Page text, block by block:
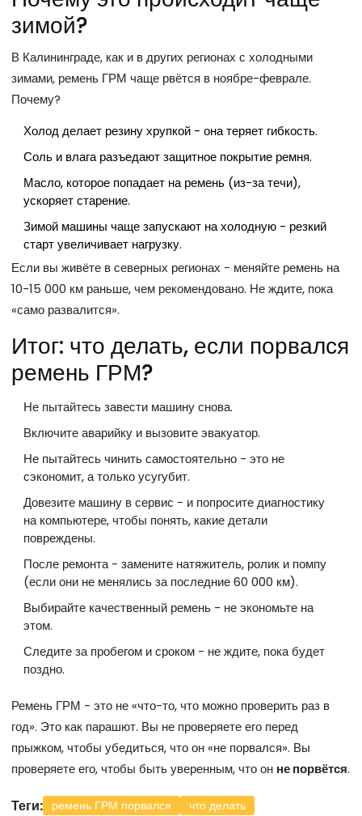
зимой?
В Калининграде, как и в других регионах с холодными
зимами, ремень ГРМ чаще рвётся в ноябре-феврале.
Почему?
Холод делает резину хрупкой - она теряет гибкость.
Соль и влага разъедают защитное покрытие ремня.
Масло, которое попадает на ремень (из-за течи),
ускоряет старение.
Зимой машины чаще запускают на холодную - резкий
старт увеличивает нагрузку.
Если вы живёте в северных регионах - меняйте ремень на
10-15 000 км раньше, чем рекомендовано. Не ждите, пока
«само развалится».
Итог: что делать, если порвался
ремень ГРМ?
Не пытайтесь завести машину снова.
Включите аварийку и вызовите эвакуатор.
Не пытайтесь чинить самостоятельно - это не
сэкономит, а только усугубит.
Довезите машину в сервис - и попросите диагностику
на компьютере, чтобы понять, какие детали
повреждены.
После ремонта - замените натяжитель, ролик и помпу
(если они не менялись за последние 60 000 км).
Выбирайте качественный ремень - не экономьте на
этом.
Следите за пробегом и сроком - не ждите, пока будет
поздно.
Ремень ГРМ - это не «что-то, что можно проверить раз в
год». Это как парашют. Вы не проверяете его перед
прыжком, чтобы убедиться, что он «не порвался». Вы
проверяете его, чтобы быть уверенным, что он не порвётся.
Теги: ремень ГРМ порвался
что делать